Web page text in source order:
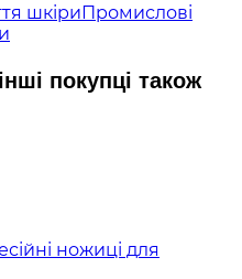
шкіриПромислові
покупці також